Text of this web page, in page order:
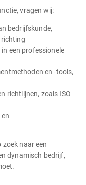
vragen wij:
bedrijfskunde,
richting
een professionele
en -tools,
richtlijnen, zoals ISO
zoek naar een
dynamisch bedrijf,